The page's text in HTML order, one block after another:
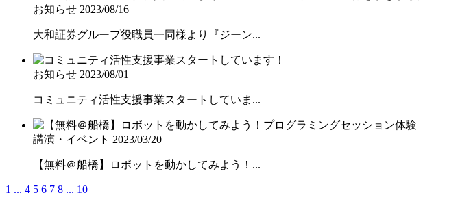
お知らせ 2023/08/16
大和証券グループ役職員一同様より『ジーン...
お知らせ 2023/08/01
コミュニティ活性支援事業スタートしていま...
講演・イベント 2023/03/20
【無料＠船橋】ロボットを動かしてみよう！...
1 ... 4 5 6 7 8 ... 10